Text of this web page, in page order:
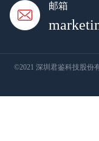
邮箱
©2021 深圳君鉴科技股